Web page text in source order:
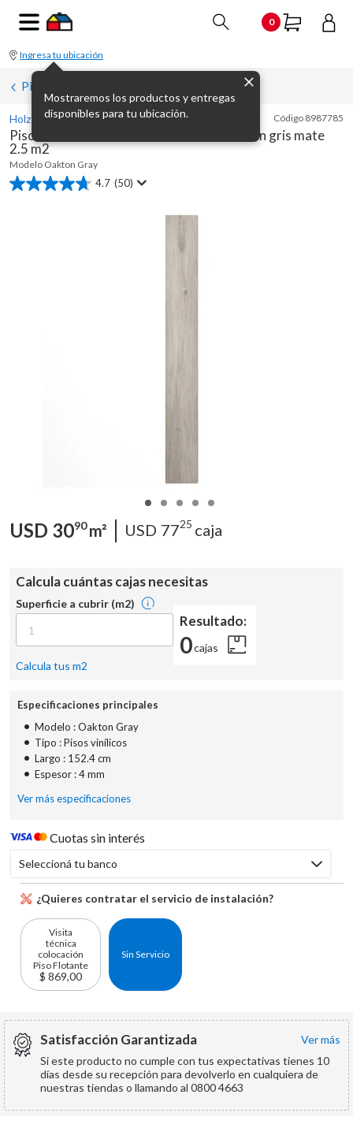
0
Ingresa tu ubicación
Mostraremos los productos y entregas
disponibles para tu ubicación.
Pisos vinílicos
Holztek Código 8987785
Piso vinílico símil madera SPC 4 mm Oakton gris mate
2.5 m2
Modelo Oakton Gray
4.7 (50)
4.7
USD 3090 m² USD 7725 caja
Calcula cuántas cajas necesitas
Superficie a cubrir (m2)
Calcula tus m2
Resultado:
0cajas
Especificaciones principales
• Modelo : Oakton Gray
• Tipo : Pisos vinílicos
• Largo : 152.4 cm
• Espesor : 4 mm
Ver más especificaciones
Cuotas sin interés
Seleccioná tu banco
¿Quieres contratar el servicio de instalación?
Visita
técnica
colocación
Piso Flotante
$ 869,00
Sin Servicio
Satisfacción Garantizada
ver más
Si este producto no cumple con tus expectativas tienes 10
días desde su recepción para devolverlo en cualquiera de
nuestras tiendas o llamando al 0800 4663